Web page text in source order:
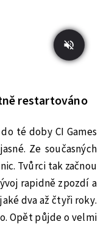
restartováno
té doby CI Games
Ze současných
Tvůrci tak začnou
rapidně zpozdí a
dva až čtyři roky.
Opět půjde o velmi